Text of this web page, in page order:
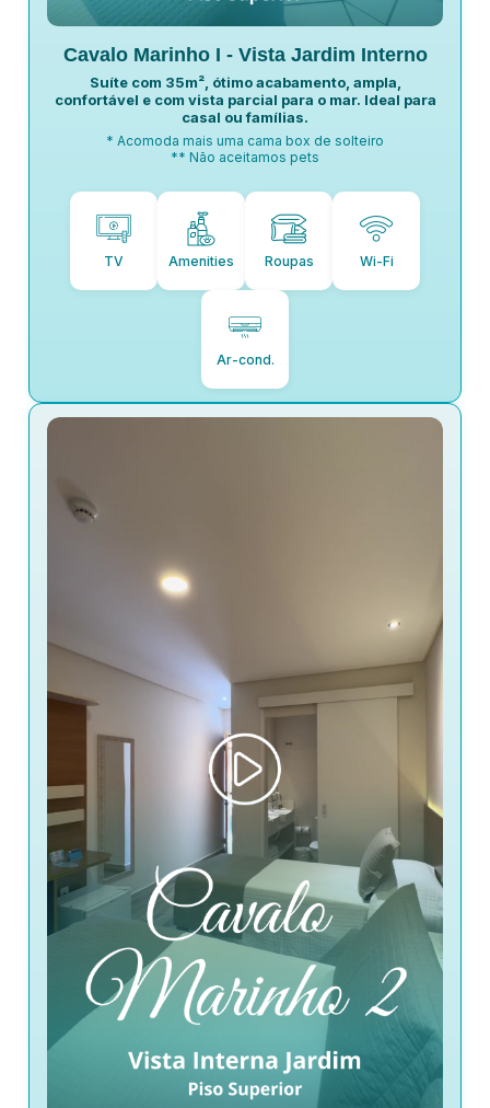
Cavalo Marinho I - Vista Jardim Interno
Suíte com 35m², ótimo acabamento, ampla,
confortável e com vista parcial para o mar. Ideal para
casal ou famílias.
* Acomoda mais uma cama box de solteiro
** Não aceitamos pets
TV Amenities Roupas Wi-Fi
Ar-cond.